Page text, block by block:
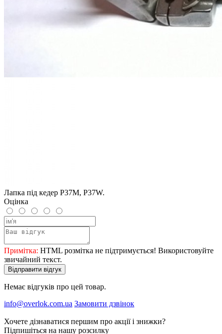
Лапка під кедер P37M, P37W.
Оцінка
Примітка: HTML розмітка не підтримується! Використовуйте
звичайний текст.
Відправити відгук
Немає відгуків про цей товар.
info@overlok.com.ua Замовити дзвінок
Хочете дізнаватися першим про акції і знижки?
Підпишіться на нашу розсилку